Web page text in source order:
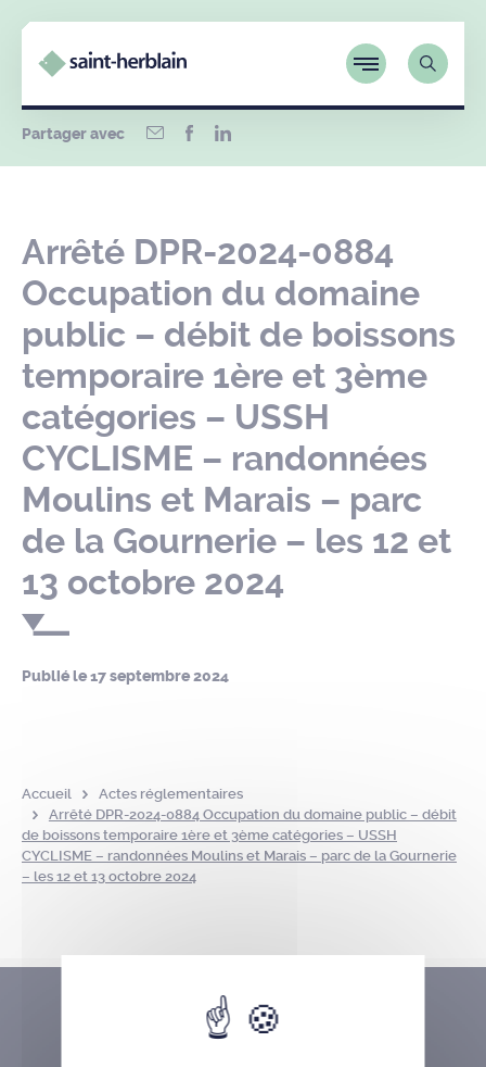
Partager avec
Arrêté DPR-2024-0884
Occupation du domaine
public – débit de boissons
temporaire 1ère et 3ème
catégories – USSH
CYCLISME – randonnées
Moulins et Marais – parc
de la Gournerie – les 12 et
13 octobre 2024
Publié le17 septembre 2024
Accueil
Actes réglementaires
Arrêté DPR-2024-0884 Occupation du domaine public – débit
de boissons temporaire 1ère et 3ème catégories – USSH
CYCLISME – randonnées Moulins et Marais – parc de la Gournerie
– les 12 et 13 octobre 2024